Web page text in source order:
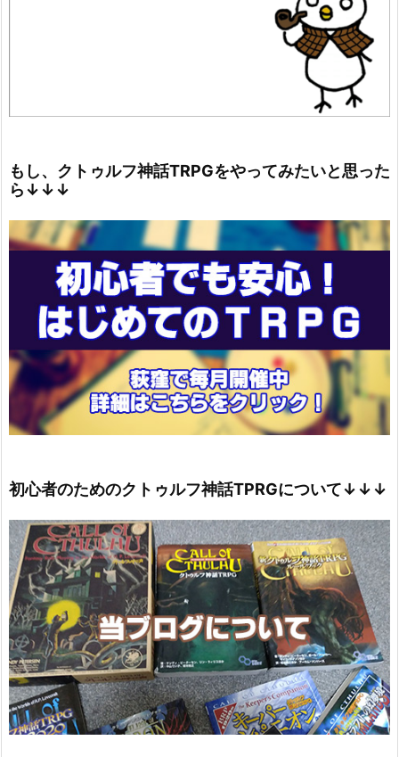
もし、クトゥルフ神話TRPGをやってみたいと思った
ら↓↓↓
初心者のためのクトゥルフ神話TPRGについて↓↓↓